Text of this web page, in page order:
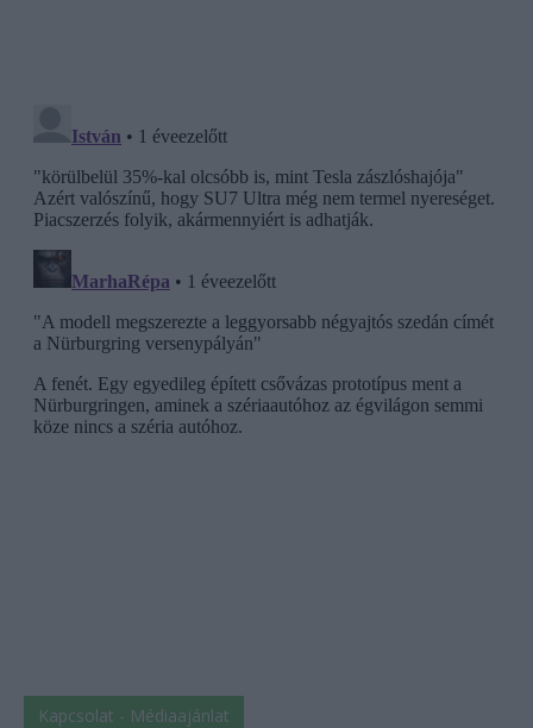
Kapcsolat - Médiaajánlat